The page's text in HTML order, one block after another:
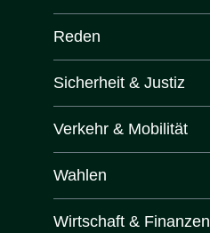
Reden
Sicherheit & Justiz
Verkehr & Mobilität
Wahlen
Wirtschaft & Finanzen